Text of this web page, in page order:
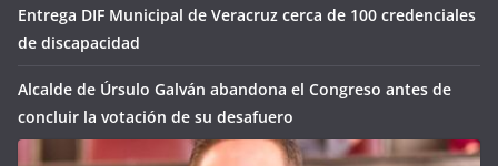
Entrega DIF Municipal de Veracruz cerca de 100 credenciales
de discapacidad
Alcalde de Úrsulo Galván abandona el Congreso antes de
concluir la votación de su desafuero